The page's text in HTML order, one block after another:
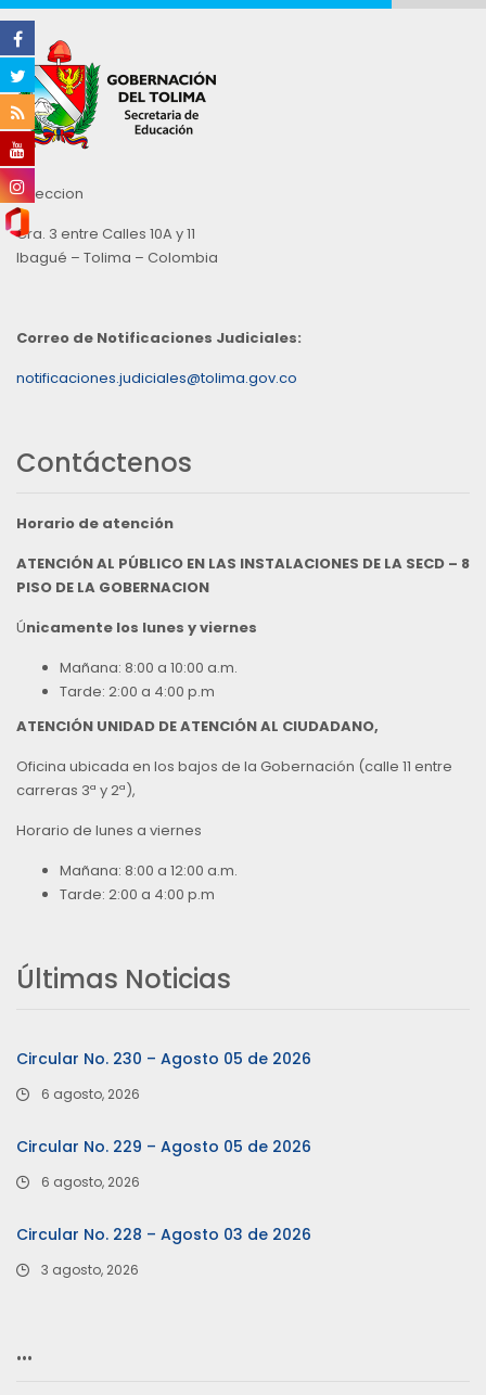
Direccion
Cra. 3 entre Calles 10A y 11
Ibagué – Tolima – Colombia
Correo de Notificaciones Judiciales:
notificaciones.judiciales@tolima.gov.co
Contáctenos
Horario de atención
ATENCIÓN AL PÚBLICO EN LAS INSTALACIONES DE LA SECD – 8
PISO DE LA GOBERNACION
Únicamente los lunes y viernes
Mañana: 8:00 a 10:00 a.m.
Tarde: 2:00 a 4:00 p.m
ATENCIÓN UNIDAD DE ATENCIÓN AL CIUDADANO,
Oficina ubicada en los bajos de la Gobernación (calle 11 entre
carreras 3ª y 2ª),
Horario de lunes a viernes
Mañana: 8:00 a 12:00 a.m.
Tarde: 2:00 a 4:00 p.m
Últimas Noticias
Circular No. 230 – Agosto 05 de 2026
6 agosto, 2026
Circular No. 229 – Agosto 05 de 2026
6 agosto, 2026
Circular No. 228 – Agosto 03 de 2026
3 agosto, 2026
…